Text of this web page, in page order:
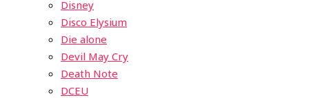
Disney
Disco Elysium
Die alone
Devil May Cry
Death Note
DCEU